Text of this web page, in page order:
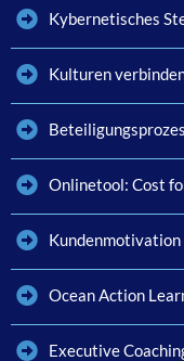
Kybernetisches
Kulturen
Onlinetool: Cost
Ocean Action
Executive